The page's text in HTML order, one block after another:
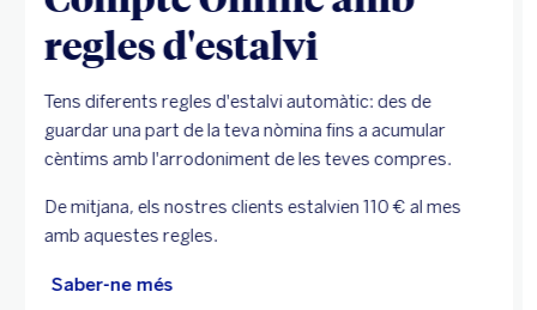
regles d'estalvi
Tens diferents regles d'estalvi automàtic: des de
guardar una part de la teva nòmina fins a acumular
cèntims amb l'arrodoniment de les teves compres.
De mitjana, els nostres clients estalvien 110 € al mes
amb aquestes regles.
Saber-ne més